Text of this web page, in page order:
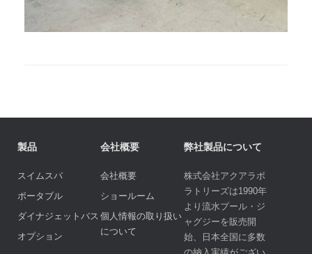
製品
スイムスパ
ポータブル
ダイナジェットバス
オプション
会社概要
会社概要
ショールーム
個人情報の取り扱い
について
弊社製品について
株式会社アクアラボ
ラトリーズは1990年
より流水プール・ジ
ャグジーを販売開
始、日本全国に多数
の納入実績がござい